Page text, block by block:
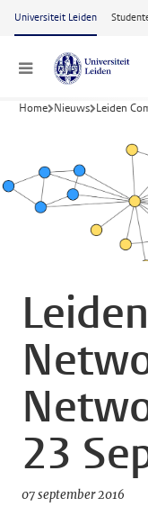
Ga naar hoofdinhoud
Universiteit Leiden
Menu
Home Nieuws Leiden
23
07 september 2016